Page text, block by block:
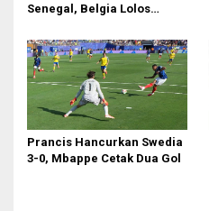
Senegal, Belgia Lolos
Prancis Hancurkan Swedia
3-0, Mbappe Cetak Dua Gol